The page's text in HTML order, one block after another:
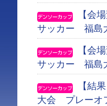
【会
サッカー 福島
【会
サッカー 福島
【結
大会 プレーオ